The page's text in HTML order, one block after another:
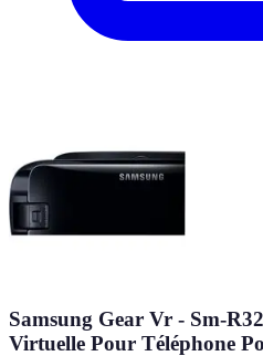
Samsung Gear Vr - Sm-
Virtuelle Pour Téléphone